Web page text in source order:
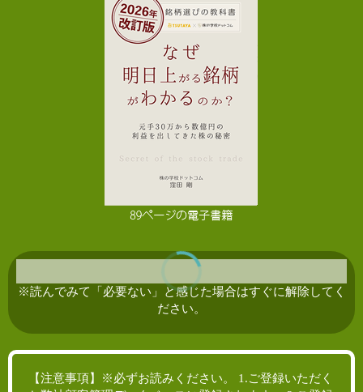
※読んでみて「必要ない」と感じた場合はすぐに解除してく
ださい。
【注意事項】※必ずお読みください。 1.ご登録いただく